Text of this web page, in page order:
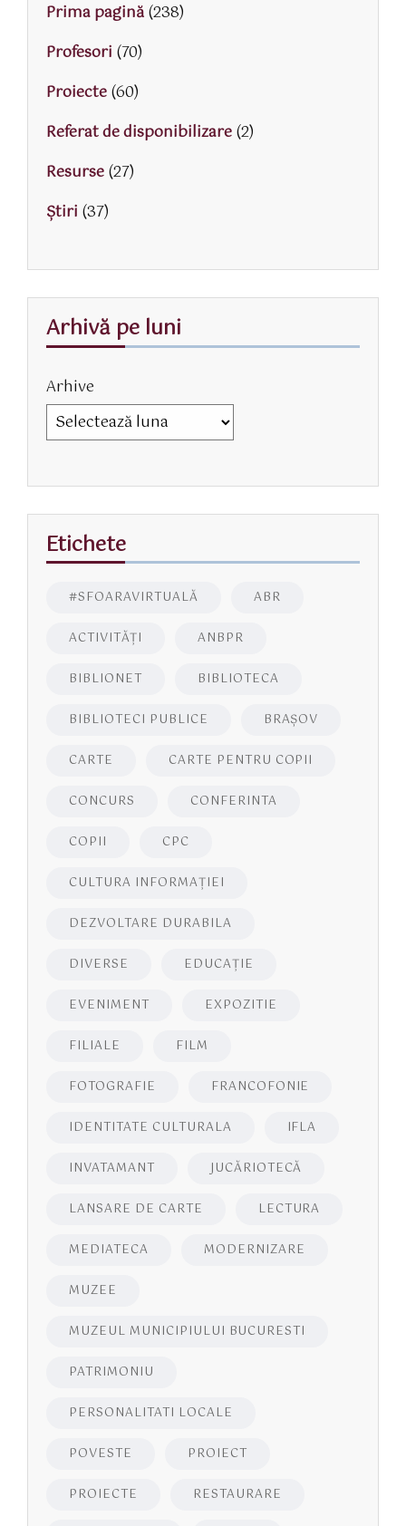
Prima pagină(238)
Profesori (70)
Proiecte(60)
Referat de disponibilizare(2)
Resurse(27)
Știri (37)
Arhivă pe luni
Arhive
Etichete
#SFOARAVIRTUALĂ ABR
ACTIVITĂŢI ANBPR
BIBLIONET BIBLIOTECA
BIBLIOTECI PUBLICE BRAŞOV
CARTE CARTE PENTRU COPII
CONCURS CONFERINTA
COPII CPC
CULTURA INFORMAŢIEI
DEZVOLTARE DURABILA
DIVERSE EDUCAŢIE
EVENIMENT EXPOZITIE
FILIALE FILM
FOTOGRAFIE FRANCOFONIE
IDENTITATE CULTURALA IFLA
INVATAMANT JUCĂRIOTECĂ
LANSARE DE CARTE LECTURA
MEDIATECA MODERNIZARE
MUZEE
MUZEUL MUNICIPIULUI BUCURESTI
PATRIMONIU
PERSONALITATI LOCALE
POVESTE PROIECT
PROIECTE RESTAURARE